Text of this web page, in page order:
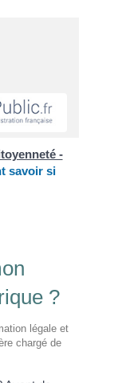
-
savoir si
?
légale et
chargé de